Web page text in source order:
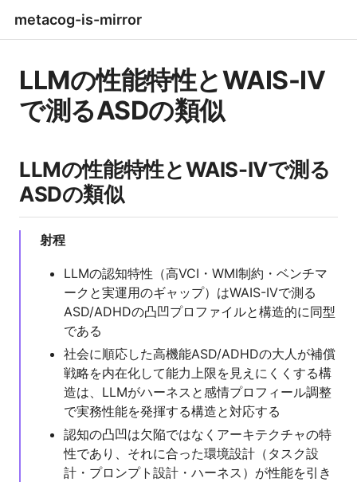
metacog-is-mirror
LLMの性能特性とWAIS-IV
で測るASDの類似
LLMの性能特性とWAIS-IVで測る
ASDの類似
射程
LLMの認知特性（高VCI・WMI制約・ベンチマ
ークと実運用のギャップ）はWAIS-IVで測る
ASD/ADHDの凸凹プロファイルと構造的に同型
である
社会に順応した高機能ASD/ADHDの大人が補償
戦略を内在化して能力上限を見えにくくする構
造は、LLMがハーネスと感情プロフィール調整
で実務性能を発揮する構造と対応する
認知の凸凹は欠陥ではなくアーキテクチャの特
性であり、それに合った環境設計（タスク設
計・プロンプト設計・ハーネス）が性能を引き